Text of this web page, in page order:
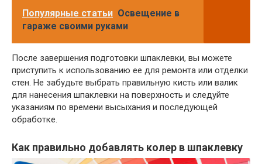
Популярные статьи Освещение в
гараже своими руками
После завершения подготовки шпаклевки, вы можете
приступить к использованию ее для ремонта или отделки
стен. Не забудьте выбрать правильную кисть или валик
для нанесения шпаклевки на поверхность и следуйте
указаниям по времени высыхания и последующей
обработке.
Как правильно добавлять колер в шпаклевку